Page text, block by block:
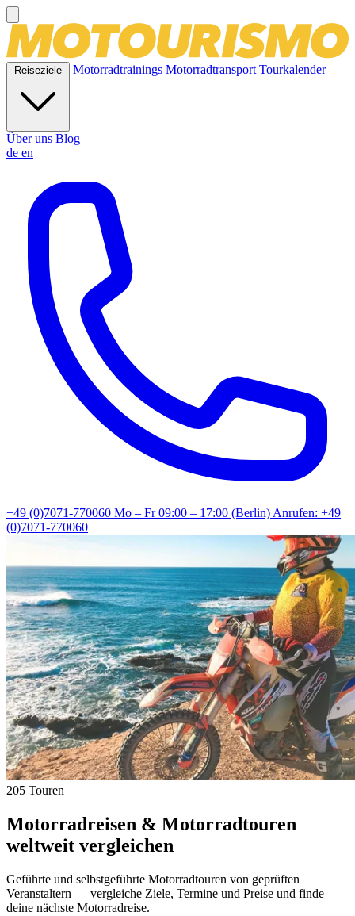
Reiseziele Motorradtrainings MotorradtransportTourkalender
Über uns Blog
de en
+49 (0)7071-770060 Mo – Fr 09:00 – 17:00 (Berlin)Anrufen: +49
(0)7071-770060
205 Touren
Motorradreisen & Motorradtouren
weltweit vergleichen
Geführte und selbstgeführte Motorradtouren von geprüften
Veranstaltern — vergleiche Ziele, Termine und Preise und finde
deine nächste Motorradreise.